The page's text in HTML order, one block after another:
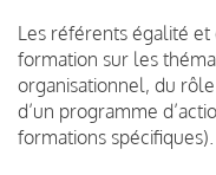
Les référents égalité et
formation sur les
organisationnel, du
d’un programme
formations spécifiques).